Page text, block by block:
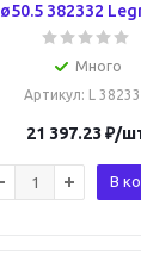
ø50.5 382332
Много
Артикул: L
21 397.23 ₽/
В